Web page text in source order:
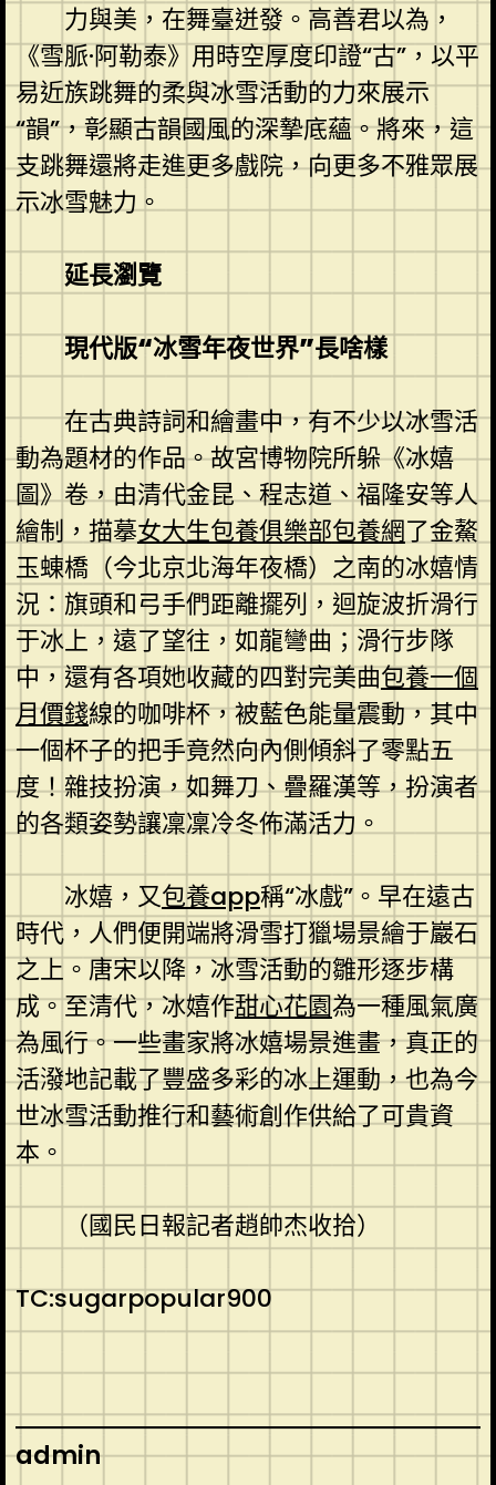
力與美，在舞臺迸發。高善君以為，
《雪脈·阿勒泰》用時空厚度印證“古”，以平
易近族跳舞的柔與冰雪活動的力來展示
“韻”，彰顯古韻國風的深摯底蘊。將來，這
支跳舞還將走進更多戲院，向更多不雅眾展
示冰雪魅力。
延長瀏覽
現代版“冰雪年夜世界”長啥樣
在古典詩詞和繪畫中，有不少以冰雪活
動為題材的作品。故宮博物院所躲《冰嬉
圖》卷，由清代金昆、程志道、福隆安等人
繪制，描摹女大生包養俱樂部包養網了金鰲
玉蝀橋（今北京北海年夜橋）之南的冰嬉情
況：旗頭和弓手們距離擺列，迴旋波折滑行
于冰上，遠了望往，如龍彎曲；滑行步隊
中，還有各項她收藏的四對完美曲包養一個
月價錢線的咖啡杯，被藍色能量震動，其中
一個杯子的把手竟然向內側傾斜了零點五
度！雜技扮演，如舞刀、疊羅漢等，扮演者
的各類姿勢讓凜凜冷冬佈滿活力。
冰嬉，又包養app稱“冰戲”。早在遠古
時代，人們便開端將滑雪打獵場景繪于巖石
之上。唐宋以降，冰雪活動的雛形逐步構
成。至清代，冰嬉作甜心花園為一種風氣廣
為風行。一些畫家將冰嬉場景進畫，真正的
活潑地記載了豐盛多彩的冰上運動，也為今
世冰雪活動推行和藝術創作供給了可貴資
本。
（國民日報記者趙帥杰收拾）
TC:sugarpopular900
admin